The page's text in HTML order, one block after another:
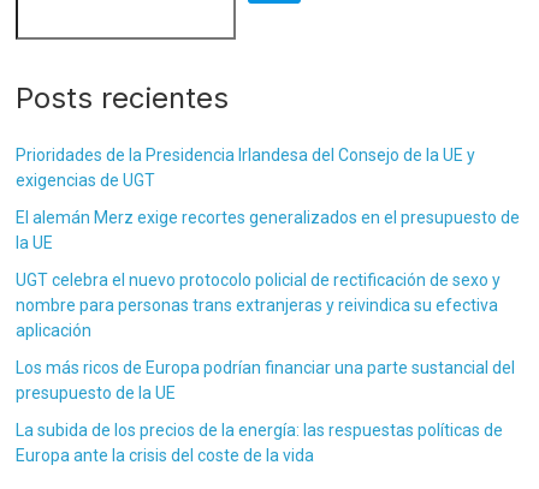
Posts recientes
Prioridades de la Presidencia Irlandesa del Consejo de la UE y
exigencias de UGT
El alemán Merz exige recortes generalizados en el presupuesto de
la UE
UGT celebra el nuevo protocolo policial de rectificación de sexo y
nombre para personas trans extranjeras y reivindica su efectiva
aplicación
Los más ricos de Europa podrían financiar una parte sustancial del
presupuesto de la UE
La subida de los precios de la energía: las respuestas políticas de
Europa ante la crisis del coste de la vida